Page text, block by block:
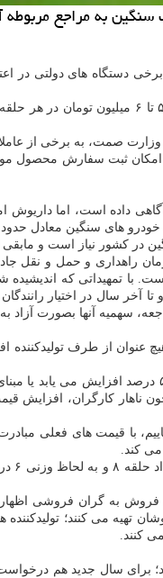
به مراجع مربوطه
برخی دستگاه های دولتی
وزارت صمت، به برخی از
ثبت سفارش محصول مورد
در حالی که انجمن صنفی صنعت تایر ایران از تولید ۸۳۶ هزار
گفت: اوایل سال ۱۳۹۹ اعلام گردید لاستیک از سبد
تومانی که باقی مانده بود، سهمیه
سهمیه آنها بصورت
از طرف تولیدکننده
ناهار کارگران، افزایش
می کند.
به گران فروشی اظهار
کنند.
سازی اشاره کرد: آخرین افزایش قیمت لاستیک سنگین